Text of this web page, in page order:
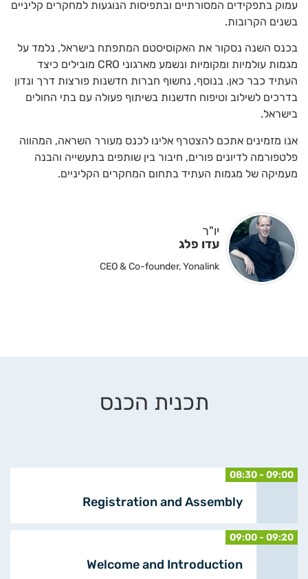
יו"ר
עדו פלג
CEO & Co-founder, Yonalink
עמוק בתפקידים המסורתיים ובתפיסות הנוגעות למחקרים קליניים
בשנים הקרובות.
בכנס השנה נסקור את האקוסיסטם המתפתח בישראל, נלמד על
מגמות עולמיות ומקומיות ונשמע מארגוני CRO מובילים כיצד
העתיד כבר כאן. בנוסף, נחשוף חברות חדשנות פורצות דרך ונדון
בדרכים לשילוב וטיפוח חדשנות בשיתוף פעולה עם בתי החולים
בישראל.
אנו מזמינים אתכם להצטרף אלינו לכנס מעורר השראה, המהווה
פלטפורמה לדיונים פורים, חיבור בין שותפים בתעשייה והבנה
מעמיקה של מגמות העתיד בתחום המחקרים הקליניים.
תכנית הכנס
08:30 - 09:00
Registration and Assembly
09:00 - 09:20
Welcome and Introduction